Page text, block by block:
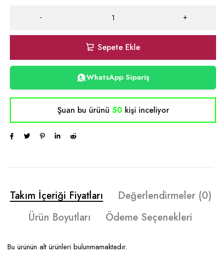
Sepete Ekle
WhatsApp Sipariş
Şuan bu ürünü 50 kişi inceliyor
Takım İçeriği Fiyatları
Değerlendirmeler (0)
Ürün Boyutları
Ödeme Seçenekleri
Bu ürünün alt ürünleri bulunmamaktadır.